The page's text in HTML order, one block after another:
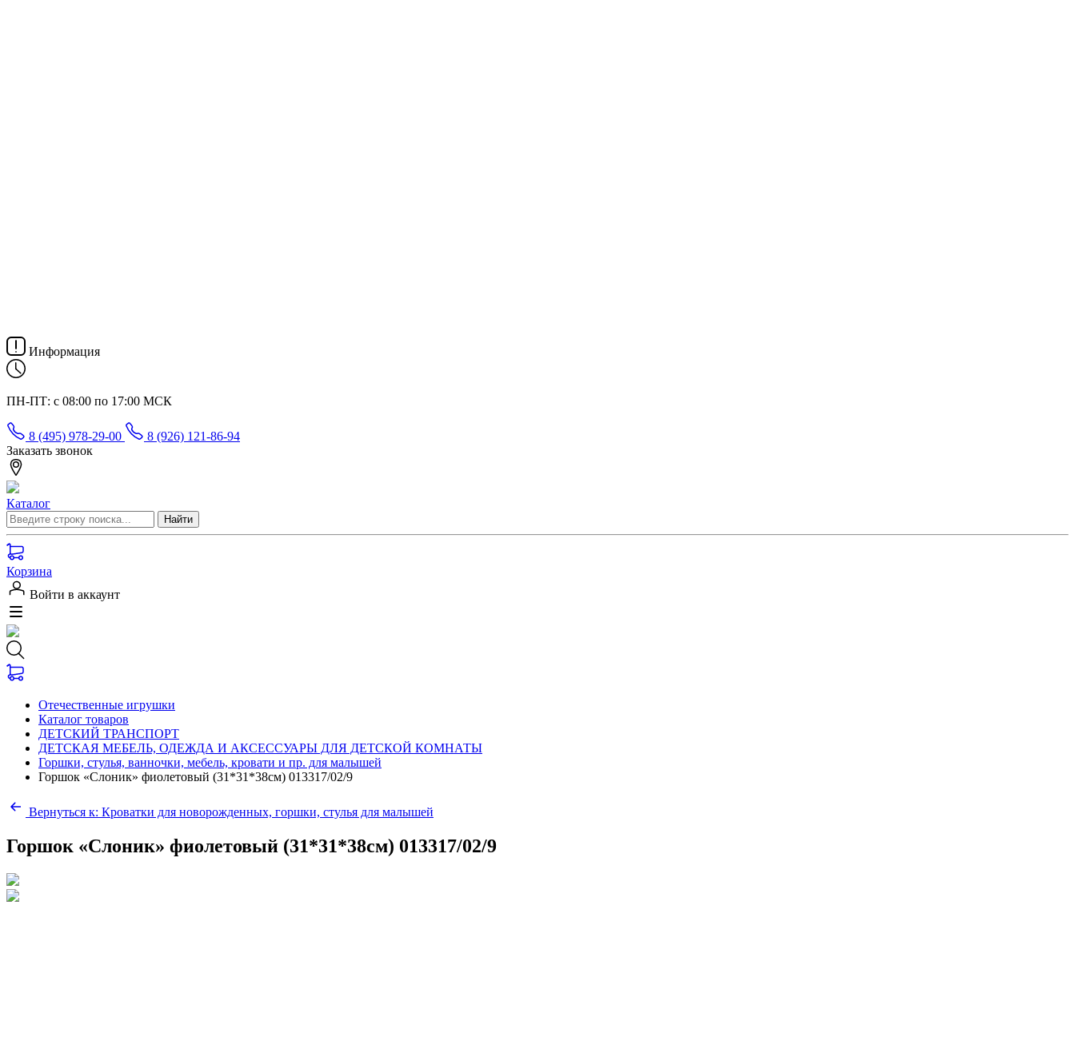
Информация
ПН-ПТ: с 08:00 по 17:00 МСК
8 (495) 978-29-00
8 (926) 121-86-94
Заказать звонок
Каталог
Корзина
Войти в аккаунт
Отечественные игрушки
Каталог товаров
ДЕТСКИЙ ТРАНСПОРТ
ДЕТСКАЯ МЕБЕЛЬ, ОДЕЖДА И АКСЕССУАРЫ ДЛЯ ДЕТСКОЙ КОМНАТЫ
Горшки, стулья, ванночки, мебель, кровати и пр. для малышей
Горшок «Слоник» фиолетовый (31*31*38см) 013317/02/9
Вернуться к: Кроватки для новорожденных, горшки, стулья для малышей
Горшок «Слоник» фиолетовый (31*31*38см) 013317/02/9